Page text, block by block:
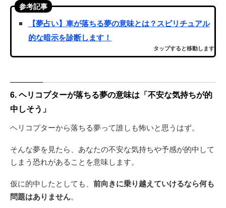
参考記事
【夢占い】車が落ちる夢の意味とは？スピリチュアル
的な暗示を診断します！
タップすると移動します
6. ヘリコプターが落ちる夢の意味は「不安な気持ちが的
中しそう」
ヘリコプターから落ちる夢って誰しも怖いと思うはず。
そんな夢を見たら、あなたの不安な気持ちや予感が的中して
しまう恐れがあることを意味します。
仮に的中したとしても、 前向きに乗り越えていけるなら何も
問題はありません。